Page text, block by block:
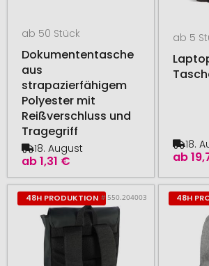
ab 50 Stück
Dokumententasche
aus
strapazierfähigem
Polyester mit
Reißverschluss und
Tragegriff
ab1,31 €
18. August
ab 5
ab
18.
48H PRODUKTION # 550.204003 48H